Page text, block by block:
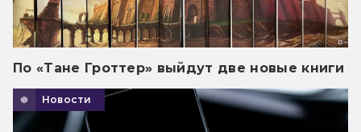
По «Тане Гроттер» выйдут две новые книги
Новости